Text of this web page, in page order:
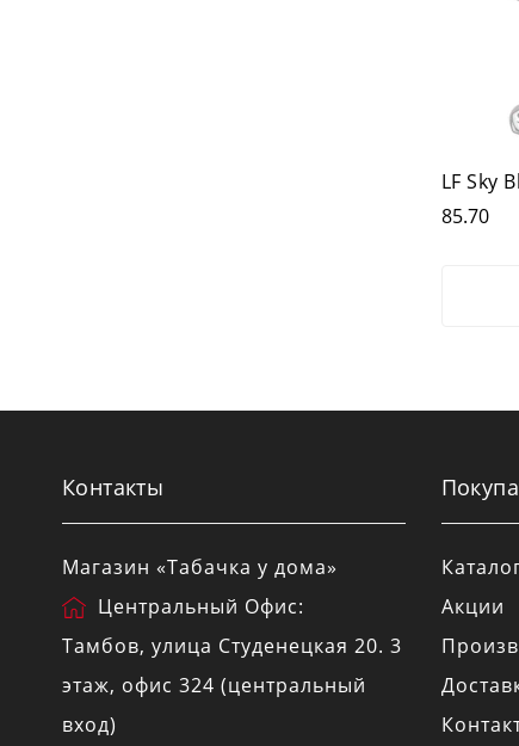
LF Sky
85.70
Контакты
Магазин «Табачка у дома»
Центральный Офис:
Тамбов, улица Студенецкая 20. 3
этаж, офис 324 (центральный
вход)
Акции